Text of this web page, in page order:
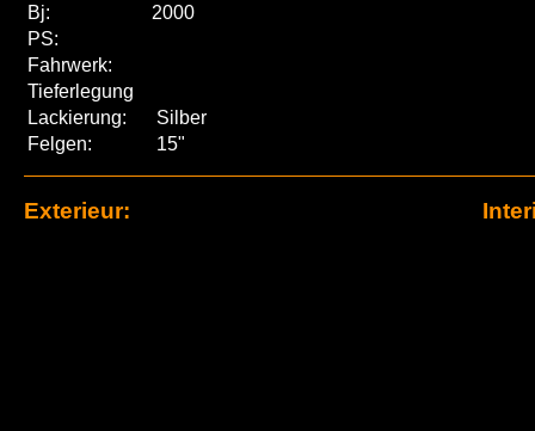
Bj:
2000
PS:
Fahrwerk:
Tieferlegung
Lackierung:
Silber
Felgen:
15"
Exterieur: